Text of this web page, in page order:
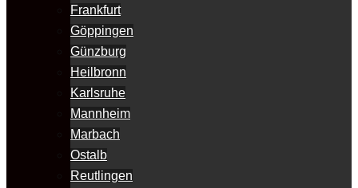
Frankfurt
Göppingen
Günzburg
Heilbronn
Karlsruhe
Mannheim
Marbach
Ostalb
Reutlingen